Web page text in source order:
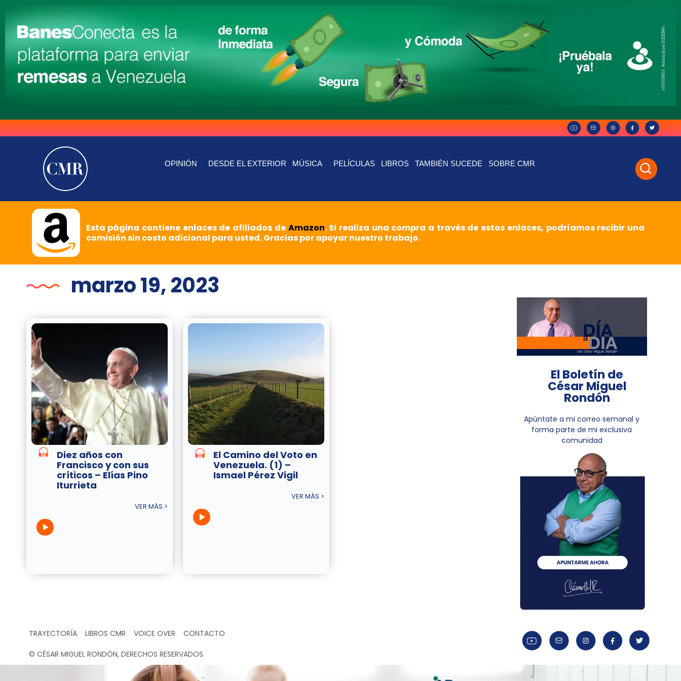
OPINIÓN DESDE EL EXTERIOR MÚSICA PELÍCULAS LIBROS TAMBIÉN SUCEDE SOBRE CMR
Esta página contiene enlaces de afiliados de Amazon. Si realiza una compra a través de estos enlaces, podríamos recibir una
comisión sin costo adicional para usted. Gracias por apoyar nuestro trabajo.
marzo 19, 2023
Diez años con
Francisco y con sus
críticos – Elías Pino
Iturrieta
VER MÁS >
El Camino del Voto en
Venezuela. (1) –
Ismael Pérez Vigil
VER MÁS >
El Boletín de
César Miguel
Rondón
Apúntate a mi correo semanal y
forma parte de mi exclusiva
comunidad
TRAYECTORÍA LIBROS CMR VOICE OVER CONTACTO
© CÉSAR MIGUEL RONDÓN, DERECHOS RESERVADOS